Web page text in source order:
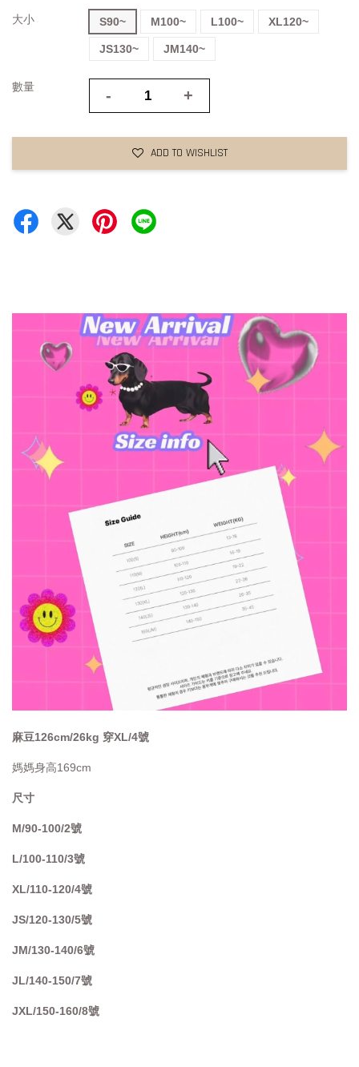
大小 S90~ M100~ L100~ XL120~
JS130~ JM140~
數量 - +
ADD TO WISHLIST
麻豆126cm/26kg 穿XL/4號
媽媽身高169cm
尺寸
M/90-100/2號
L/100-110/3號
XL/110-120/4號
JS/120-130/5號
JM/130-140/6號
JL/140-150/7號
JXL/150-160/8號